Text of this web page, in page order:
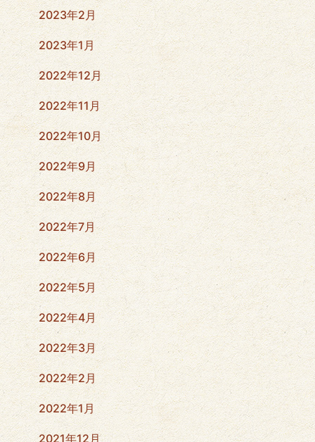
2023年2月
2023年1月
2022年12月
2022年11月
2022年10月
2022年9月
2022年8月
2022年7月
2022年6月
2022年5月
2022年4月
2022年3月
2022年2月
2022年1月
2021年12月